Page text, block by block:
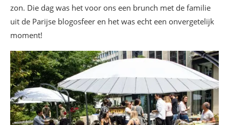
zon. Die dag was het voor ons een brunch met de familie
uit de Parijse blogosfeer en het was echt een onvergetelijk
moment!